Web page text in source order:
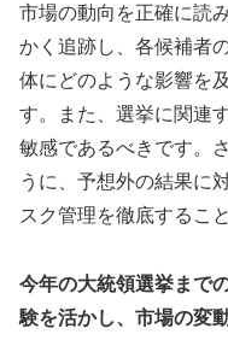
市場の動向を正確に読
かく追跡し、各候補者
体にどのような影響を
す。また、選挙に関連
敏感であるべきです。
うに、予想外の結果に
スク管理を徹底するこ
今年の大統領選挙まで
験を活かし、市場の変